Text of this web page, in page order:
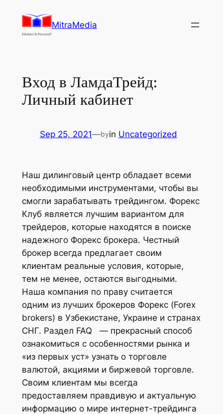
konten
MitraMedia
Вход в ЛамдаТрейд:
Личный кабинет
Sep 25, 2021—byin Uncategorized
Наш дилинговый центр обладает всеми
необходимыми инструментами, чтобы вы
смогли зарабатывать трейдингом. Форекс
Клуб является лучшим вариантом для
трейдеров, которые находятся в поиске
надежного Форекс брокера. Честный
брокер всегда предлагает своим
клиентам реальные условия, которые,
тем не менее, остаются выгодными.
Наша компания по праву считается
одним из лучших брокеров Форекс (Forex
brokers) в Узбекистане, Украине и странах
СНГ. Раздел FAQ — прекрасный способ
ознакомиться с особенностями рынка и
«из первых уст» узнать о торговле
валютой, акциями и биржевой торговле.
Своим клиентам мы всегда
предоставляем правдивую и актуальную
информацию о мире интернет-трейдинга